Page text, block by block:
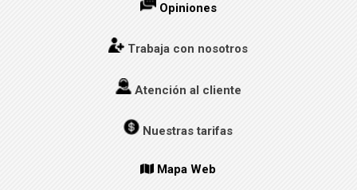
Opiniones
Trabaja con nosotros
Atención al cliente
Nuestras tarifas
Mapa Web